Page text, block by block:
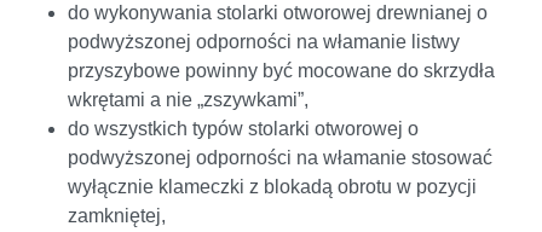
do wykonywania stolarki otworowej drewnianej o
podwyższonej odporności na włamanie listwy
przyszybowe powinny być mocowane do skrzydła
wkrętami a nie „zszywkami”,
do wszystkich typów stolarki otworowej o
podwyższonej odporności na włamanie stosować
wyłącznie klameczki z blokadą obrotu w pozycji
zamkniętej,